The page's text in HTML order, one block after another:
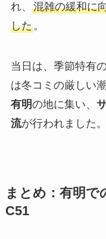
れ、 混雑の緩和に
した。
当日は、季節特有
は冬コミの厳しい
有明の地に集い、
流が行われました。
まとめ：有明で
C51